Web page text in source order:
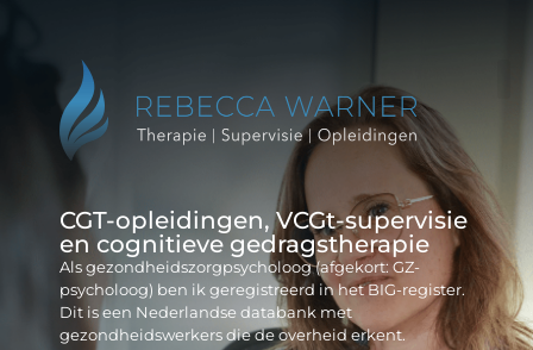
CGT-opleidingen, VCGt-supervisie
en cognitieve gedragstherapie
Als gezondheidszorgpsycholoog (afgekort: GZ-
psycholoog) ben ik geregistreerd in het BIG-register.
Dit is een Nederlandse databank met
gezondheidswerkers die de overheid erkent.